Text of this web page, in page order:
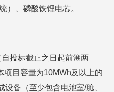
）、磷酸铁锂电芯。
投标截止之日起前溯两
项目容量为10MWh及以上的
备（至少包含电池室/舱、